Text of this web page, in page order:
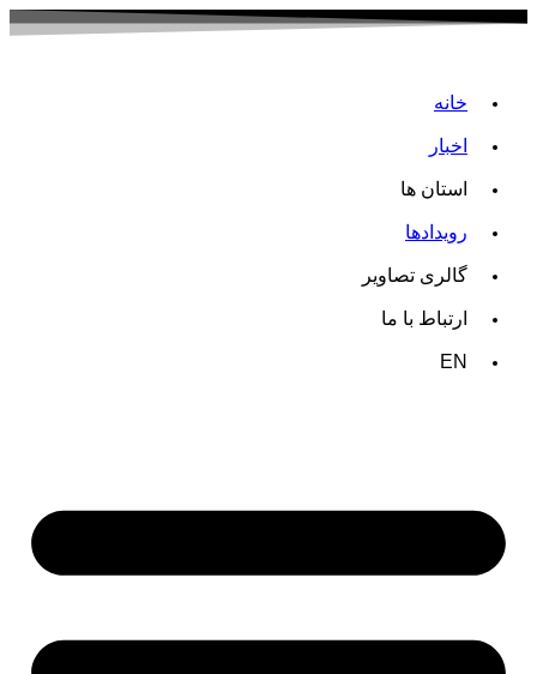
خانه
اخبار
استان ها
رویدادها
گالری تصاویر
ارتباط با ما
EN